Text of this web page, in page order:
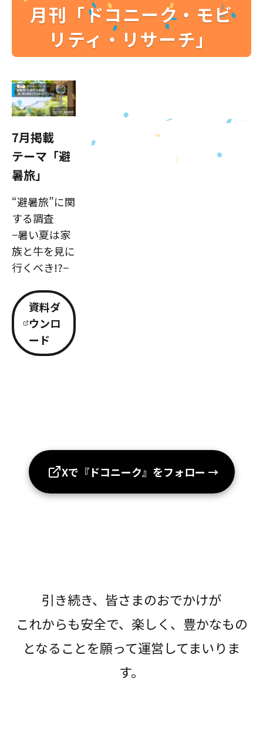
月刊「ドコニーク・モビ
リティ・リサーチ」
7月掲載
テーマ「避
暑旅」
“避暑旅”に関
する調査
−暑い夏は家
族と牛を見に
行くべき!?−
資料ダ
ウンロ
ード
Xで『ドコニーク』をフォロー →
引き続き、皆さまのおでかけが
これからも安全で、楽しく、豊かなもの
となることを願って運営してまいりま
す。